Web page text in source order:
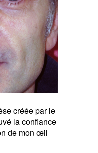
créée par le
la confiance
de mon œil